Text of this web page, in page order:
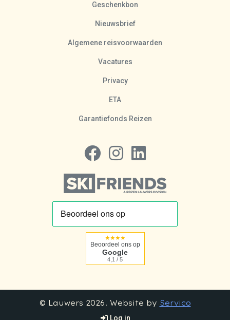
Geschenkbon
Nieuwsbrief
Algemene reisvoorwaarden
Vacatures
Privacy
ETA
Garantiefonds Reizen
Volg ons op Facebook
Volg ons op Instagram
Volg ons op LinkedIn
★★★★
Beoordeel ons op
Google
4,1 / 5
© Lauwers 2026. Website by Servico
Log in